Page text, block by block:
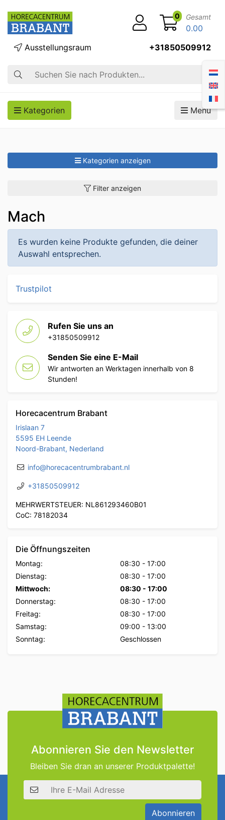
Suche
Ausstellungsraum +31850509912
0 Gesamt
0.00
Kategorien Menü
Kategorien anzeigen
Filter anzeigen
Mach
Es wurden keine Produkte gefunden, die deiner
Auswahl entsprechen.
Trustpilot
Rufen Sie uns an
+31850509912
Senden Sie eine E-Mail
Wir antworten an Werktagen innerhalb von 8
Stunden!
Horecacentrum Brabant
Irislaan 7
5595 EH Leende
Noord-Brabant, Nederland
info@horecacentrumbrabant.nl
+31850509912
MEHRWERTSTEUER: NL861293460B01
CoC: 78182034
Die Öffnungszeiten
Montag: 08:30 - 17:00
Dienstag:
08:30 - 17:00
Mittwoch:
08:30 - 17:00
Donnerstag:
08:30 - 17:00
Freitag:
08:30 - 17:00
Samstag:
09:00 - 13:00
Sonntag:
Geschlossen
Abonnieren Sie den Newsletter
Bleiben Sie dran an unserer Produktpalette!
E-Mail Adresse
Abonnieren